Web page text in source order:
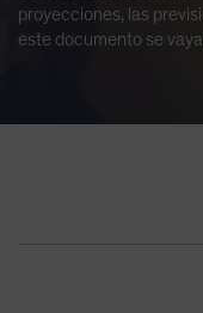
proyecciones, las
este documento se